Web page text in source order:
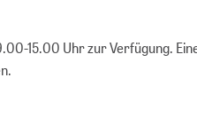
15.00 Uhr zur Verfügung.